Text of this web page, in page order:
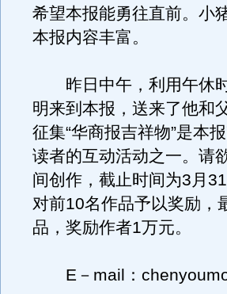
希望本报能勇往直前。小
本报内容丰富。
昨日中午，利用午休时
明来到本报，送来了他和
征集“华商报吉祥物”是本
读者的互动活动之一。请
间创作，截止时间为3月
对前10名作品予以奖励，
品，奖励作者1万元。
E－mail：